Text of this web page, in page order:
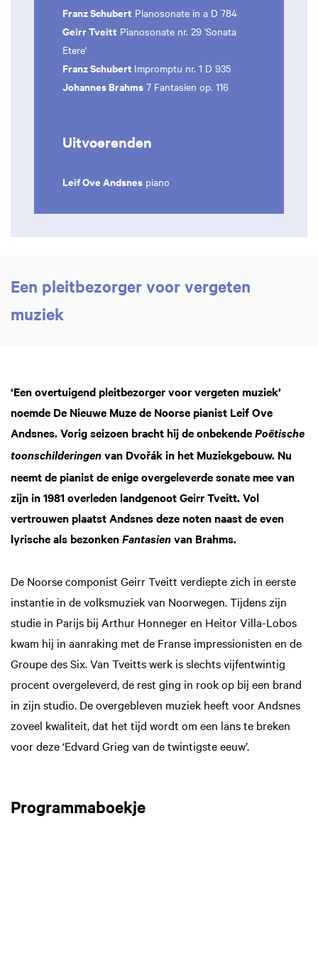
Franz Schubert Pianosonate in a D 784
Geirr Tveitt Pianosonate nr. 29 'Sonata
Etere'
Franz Schubert Impromptu nr. 1 D 935
Johannes Brahms 7 Fantasien op. 116
Uitvoerenden
Leif Ove Andsnes piano
Een pleitbezorger voor vergeten
muziek
‘Een overtuigend pleitbezorger voor vergeten muziek’
noemde De Nieuwe Muze de Noorse pianist Leif Ove
Andsnes. Vorig seizoen bracht hij de onbekende Poëtische
toonschilderingen van Dvořák in het Muziekgebouw. Nu
neemt de pianist de enige overgeleverde sonate mee van
zijn in 1981 overleden landgenoot Geirr Tveitt. Vol
vertrouwen plaatst Andsnes deze noten naast de even
lyrische als bezonken Fantasien van Brahms.
De Noorse componist Geirr Tveitt verdiepte zich in eerste
instantie in de volksmuziek van Noorwegen. Tijdens zijn
studie in Parijs bij Arthur Honneger en Heitor Villa-Lobos
kwam hij in aanraking met de Franse impressionisten en de
Groupe des Six. Van Tveitts werk is slechts vijfentwintig
procent overgeleverd, de rest ging in rook op bij een brand
in zijn studio. De overgebleven muziek heeft voor Andsnes
zoveel kwaliteit, dat het tijd wordt om een lans te breken
voor deze ‘Edvard Grieg van de twintigste eeuw’.
Programmaboekje